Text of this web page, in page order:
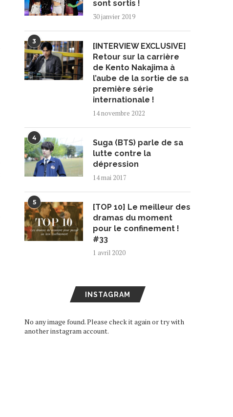
sont sortis !
30 janvier 2019
3
[INTERVIEW EXCLUSIVE]
Retour sur la carrière
de Kento Nakajima à
l’aube de la sortie de sa
première série
internationale !
14 novembre 2022
4
Suga (BTS) parle de sa
lutte contre la
dépression
14 mai 2017
5
[TOP 10] Le meilleur des
dramas du moment
pour le confinement !
#33
1 avril 2020
INSTAGRAM
No any image found. Please check it again or try with
another instagram account.